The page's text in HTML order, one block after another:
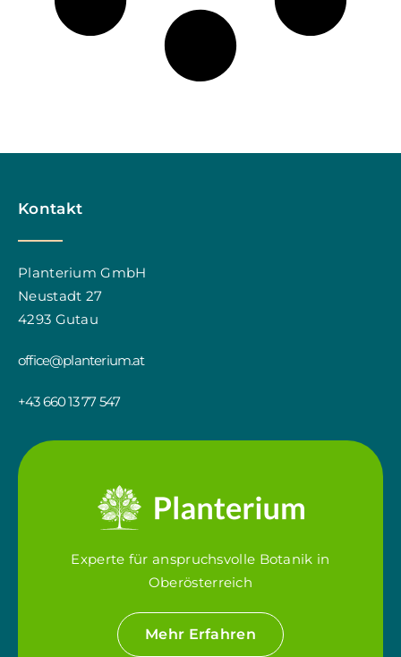
Kontakt
Planterium GmbH
Neustadt 27
4293 Gutau
office@planterium.at
+43 660 13 77 547
Experte für anspruchsvolle Botanik in
Oberösterreich
Mehr Erfahren